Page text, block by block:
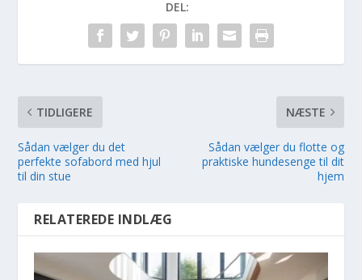
DEL:
TIDLIGERE
Sådan vælger du det
perfekte sofabord med hjul
til din stue
NÆSTE
Sådan vælger du flotte og
praktiske hundesenge til dit
hjem
RELATEREDE INDLÆG